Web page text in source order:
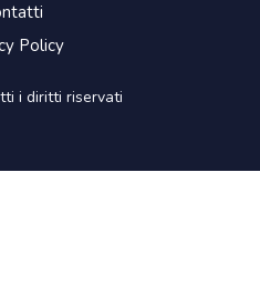
Policy
i diritti riservati